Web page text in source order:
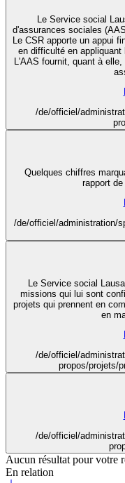
Le Service social
d'assurances sociales
Le CSR apporte un appui
en difficulté en appliquant
L'AAS fournit, quant à
/de/officiel/
Quelques chiffres
rapport
/de/officiel/administration/
Le Service social
missions qui lui sont
projets qui prennent en
en
/de/officiel/
propos/projets/
/de/officiel/
Aucun résultat pour votre
En relation